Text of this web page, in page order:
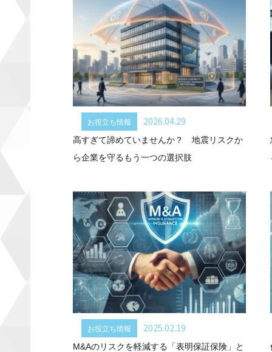
お役立ち情報 2026.04.29
高すぎて諦めていませんか？ 地震リスクか
ら企業を守るもう一つの選択肢
お役立ち情報 2025.02.19
M&Aのリスクを軽減する「表明保証保険」と